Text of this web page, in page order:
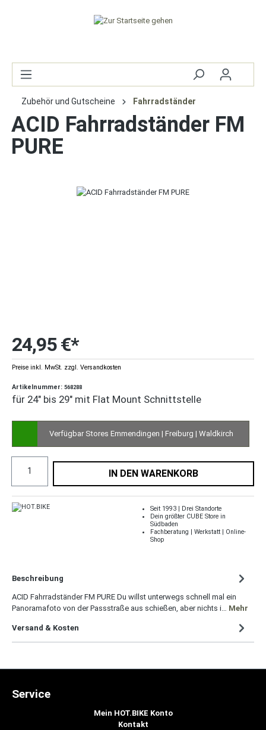
Zubehör und Gutscheine Fahrradständer
ACID Fahrradständer FM
PURE
24,95 €*
Preise inkl. MwSt. zzgl. Versandkosten
Artikelnummer: 568288
für 24" bis 29" mit Flat Mount Schnittstelle
Verfügbar Stores Emmendingen | Freiburg | Waldkirch
IN DEN WARENKORB
Seit 1993 | Drei Standorte
Dein größter CUBE Store in
Südbaden
Fachberatung | Werkstatt | Online-
Shop
Beschreibung
ACID Fahrradständer FM PURE Du willst unterwegs schnell mal ein
Panoramafoto von der Passstraße aus schießen, aber nichts i… Mehr
Versand & Kosten
Service
Mein HOT.BIKE Konto
Kontakt